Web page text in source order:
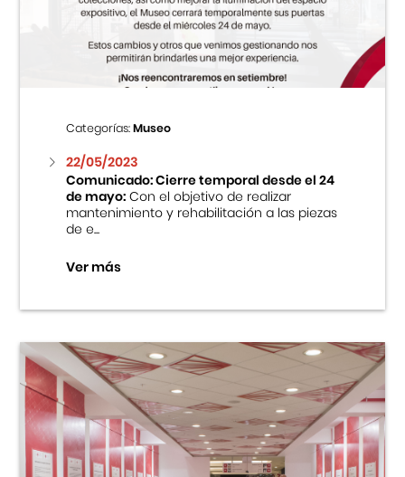
Centro Cultural Peruano Japonés
Museo de la Inmigración Japonesa
Fondo Editorial
Teatro Peruano Japonés
Categorías:Museo
22/05/2023
Comunicado: Cierre temporal desde el 24
de mayo:Con el objetivo de realizar
mantenimiento y rehabilitación a las piezas
de e...
Ver más